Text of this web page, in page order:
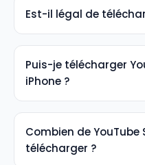
qualité originale -
résolution 1080p HD
créateurs.
Est-il légal de
Télécharger
personnel est
Cependant, les
violer les lois sur le
Puis-je télécharger
iPhone ?
Oui ! Notre
fonctionne
appareils Android et
Combien de
télécharger ?